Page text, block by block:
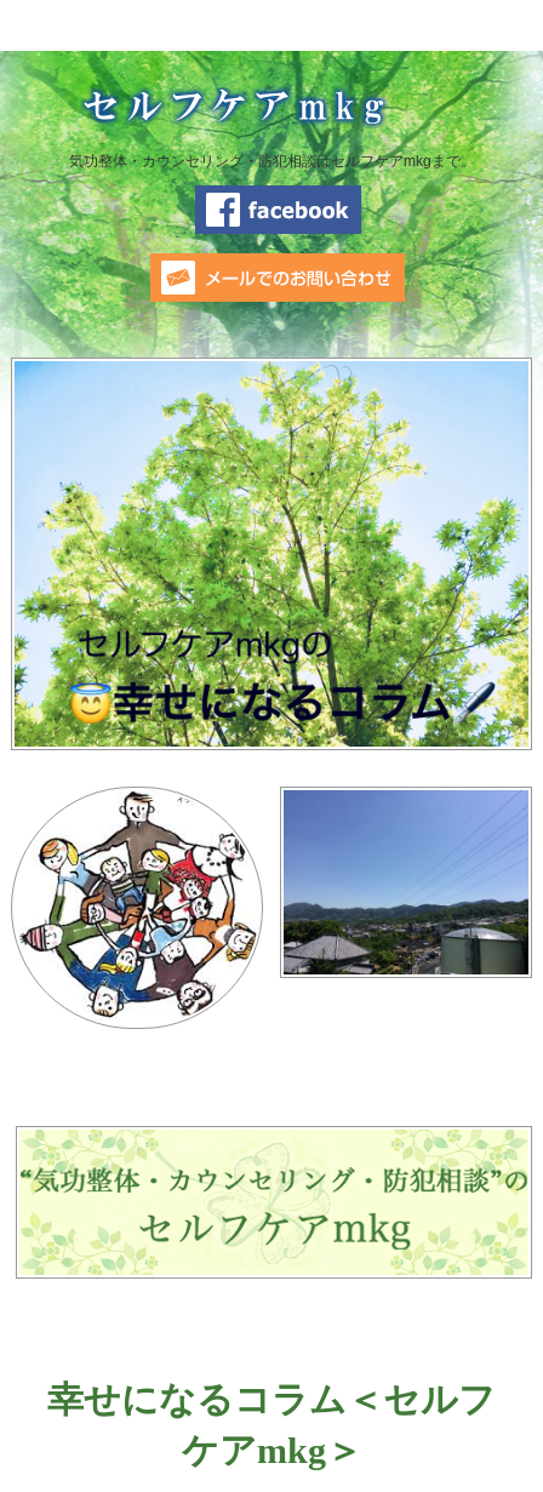
気功整体・カウンセリング・防犯相談はセルフケアmkgまで。
幸せになるコラム＜セルフ
ケアmkg＞